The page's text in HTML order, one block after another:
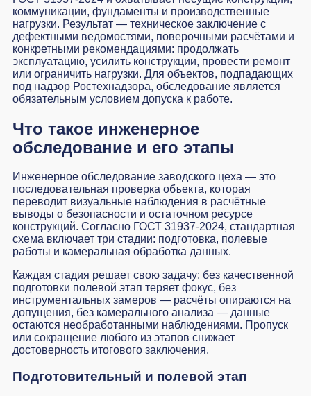
коммуникации, фундаменты и производственные
нагрузки. Результат — техническое заключение с
дефектными ведомостями, поверочными расчётами и
конкретными рекомендациями: продолжать
эксплуатацию, усилить конструкции, провести ремонт
или ограничить нагрузки. Для объектов, подпадающих
под надзор Ростехнадзора, обследование является
обязательным условием допуска к работе.
Что такое инженерное
обследование и его этапы
Инженерное обследование заводского цеха — это
последовательная проверка объекта, которая
переводит визуальные наблюдения в расчётные
выводы о безопасности и остаточном ресурсе
конструкций. Согласно ГОСТ 31937-2024, стандартная
схема включает три стадии: подготовка, полевые
работы и камеральная обработка данных.
Каждая стадия решает свою задачу: без качественной
подготовки полевой этап теряет фокус, без
инструментальных замеров — расчёты опираются на
допущения, без камерального анализа — данные
остаются необработанными наблюдениями. Пропуск
или сокращение любого из этапов снижает
достоверность итогового заключения.
Подготовительный и полевой этап